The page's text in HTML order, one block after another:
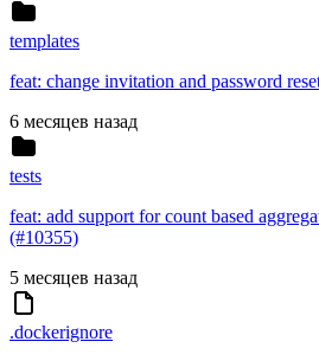
templates
feat: change invitation and password
6 месяцев назад
tests
feat: add support for count based
(#10355)
5 месяцев назад
.dockerignore